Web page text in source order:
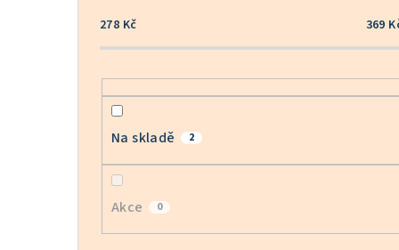
278 Kč 369
Na skladě 2
Akce 0